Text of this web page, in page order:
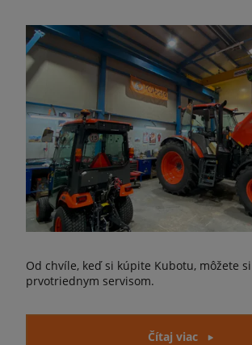
Od chvíle, keď si kúpite Kubotu, môžete
prvotriednym servisom.
Čítaj viac